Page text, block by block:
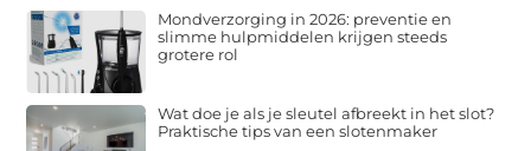
Mondverzorging in 2026: preventie en
slimme hulpmiddelen krijgen steeds
grotere rol
Wat doe je als je sleutel afbreekt in het slot?
Praktische tips van een slotenmaker